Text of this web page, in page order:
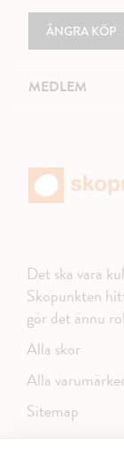
ÅNGRA KÖP
MEDLEM
Det ska vara
Skopunkten
gör det ännu
Alla skor
Alla
Sitemap